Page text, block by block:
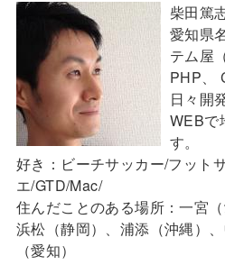
柴田篤
愛知県
テム屋
PHP、
日々開
WEBで
す。
好き：ビーチサッカー/フット
エ/GTD/Mac/
住んだことのある場所：一宮
浜松（静岡）、浦添（沖縄）
（愛知）